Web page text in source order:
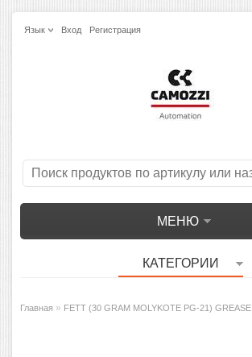
Язык Вход Регистрация
МЕНЮ
КАТЕГОРИИ
Главная » FETT (30 GRAM MOLYKOTE PG-21) GREASE